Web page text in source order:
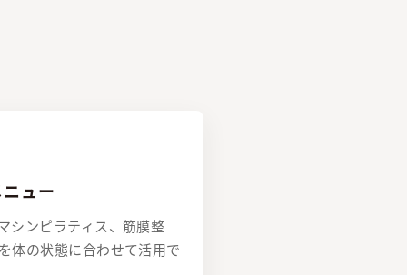
ュー
シンピラティス、筋膜整
体の状態に合わせて活用で